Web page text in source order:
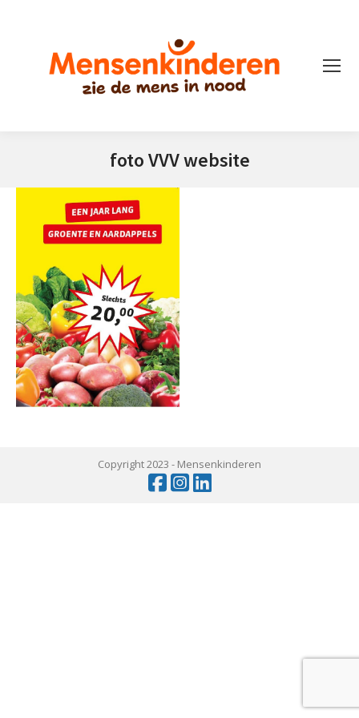
foto VVV website
Copyright 2023 - Mensenkinderen